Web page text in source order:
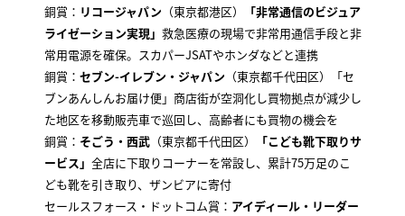
銅賞： リコージャパン （東京都港区）
「非常通信のビジュア
ライゼーション実現」 救急医療の現場で非常用通信手段と非
常用電源を確保。スカパーJSATやホンダなどと連携
銅賞： セブン-イレブン・ジャパン （東京都千代田区）「セ
ブンあんしんお届け便」商店街が空洞化し買物拠点が減少し
た地区を移動販売車で巡回し、高齢者にも買物の機会を
銅賞： そごう・西武（東京都千代田区）
「こども靴下取りサ
ービス」 全店に下取りコーナーを常設し、累計75万足のこ
ども靴を引き取り、ザンビアに寄付
セールスフォース・ドットコム賞： アイディール・リーダー